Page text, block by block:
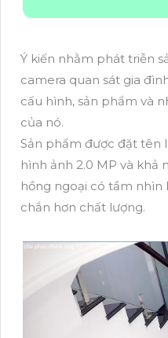
Ý kiến nhằm phát triễn
camera quan sát gia
cấu hình, sản phẩm và
của nó.
Sản phẩm được đặt tên
hình ảnh 2.0 MP và khả
hồng ngoại có tầm nhìn
chắn hơn chất lượng.